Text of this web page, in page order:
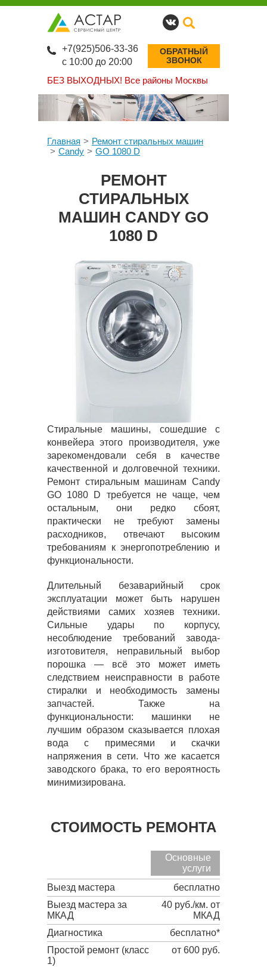
БЕЗ ВЫХОДНЫХ! Все районы Москвы
+7(925)506-33-36
с 10:00 до 20:00
ОБРАТНЫЙ
ЗВОНОК
Главная
Ремонт стиральных машин
Candy
GO 1080 D
РЕМОНТ
СТИРАЛЬНЫХ
МАШИН CANDY GO
1080 D
Стиральные машины, сошедшие с
конвейера этого производителя, уже
зарекомендовали себя в качестве
качественной и долговечной техники.
Ремонт стиральным машинам Candy
GO 1080 D требуется не чаще, чем
остальным, они редко сбоят,
практически не требуют замены
расходников, отвечают высоким
требованиям к энергопотреблению и
функциональности.
Длительный безаварийный срок
эксплуатации может быть нарушен
действиями самих хозяев техники.
Сильные удары по корпусу,
несоблюдение требований завода-
изготовителя, неправильный выбор
порошка — всё это может иметь
следствием неисправности в работе
стиралки и необходимость замены
запчастей. Также на
функциональности: машинки не
лучшим образом сказывается плохая
вода с примесями и скачки
напряжения в сети. Что же касается
заводского брака, то его вероятность
минимизирована.
СТОИМОСТЬ РЕМОНТА
Основные
услуги
Выезд мастера
бесплатно
Выезд мастера за
МКАД
40 руб./км. от
МКАД
Диагностика
бесплатно*
Простой ремонт (класс
1)
от 600 руб.